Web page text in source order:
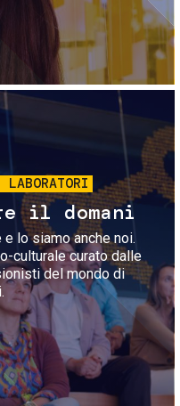
il domani
e lo siamo anche noi.
culturale curato dalle
del mondo di